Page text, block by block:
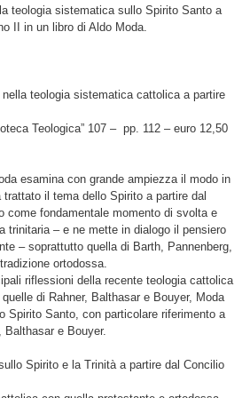
teologia sistematica sullo Spirito Santo a
II in un libro di Aldo Moda.
teologia sistematica cattolica a partire
Teologica” 107 – pp. 112 – euro 12,50
esamina con grande ampiezza il modo in
il tema dello Spirito a partire dal
come fondamentale momento di svolta e
trinitaria – e ne mette in dialogo il pensiero
– soprattutto quella di Barth, Pannenberg,
ortodossa.
riflessioni della recente teologia cattolica
di Rahner, Balthasar e Bouyer, Moda
Spirito Santo, con particolare riferimento a
Balthasar e Bouyer.
Spirito e la Trinità a partire dal Concilio